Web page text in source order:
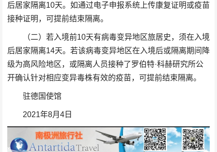
后居家隔离10天。如通过电子申报系统上传康复证明或疫苗
接种证明，可提前结束隔离。
（二）若入境前10天有病毒变异地区旅居史，须在入境
后居家隔离14天。若该病毒变异地区在入境后或隔离期间降
级为高风险地区，或隔离人员接种了罗伯特·科赫研究所公
开确认针对相应变异毒株有效的疫苗，可提前结束隔离。
驻德国使馆
2021年8月4日